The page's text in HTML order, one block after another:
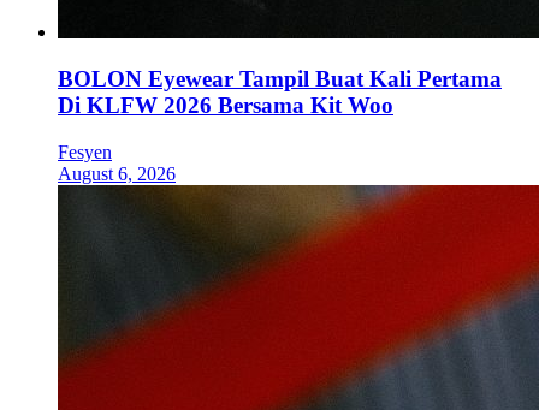
BOLON Eyewear Tampil Buat Kali Pertama
Di KLFW 2026 Bersama Kit Woo
Fesyen
August 6, 2026